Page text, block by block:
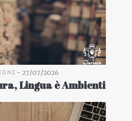
-27/07/2026
Lingua è Ambienti